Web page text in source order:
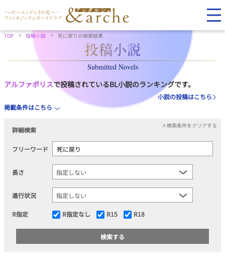
TOP 投稿小説 死に戻りの検索結果
Submitted Novels
アルファポリスで投稿されているBL小説のランキングです。
小説の投稿はこちら
掲載条件はこちら
詳細検索
×検索条件をクリアする
フリーワード
長さ
進行状況
R指定 R指定なし R15 R18